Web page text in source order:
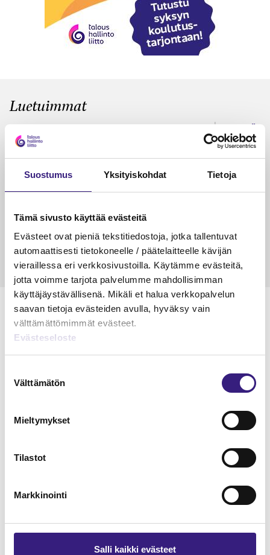
Suostumus Yksityiskohdat Tietoja
Tämä sivusto käyttää evästeitä
Evästeet ovat pieniä tekstitiedostoja, jotka tallentuvat
automaattisesti tietokoneelle / päätelaitteelle kävijän
vieraillessa eri verkkosivustoilla. Käytämme evästeitä,
jotta voimme tarjota palvelumme mahdollisimman
käyttäjäystävällisenä. Mikäli et halua verkkopalvelun
saavan tietoja evästeiden avulla, hyväksy vain
välttämättömimmät evästeet.
Evästeseloste
valinta
Välttämätön
Mieltymykset
Tilastot
Markkinointi
Salli kaikki evästeet
Luetuimmat
VEROTUS
Kulu­veloitukset arvon­lisä­
verotuksessa – omien kulujen
veloitus, kulujen edelleen­
veloitus ja läpi­laskutus
Petri Salomaa
Lue Tilisanomien
TILAA TÄSTÄ